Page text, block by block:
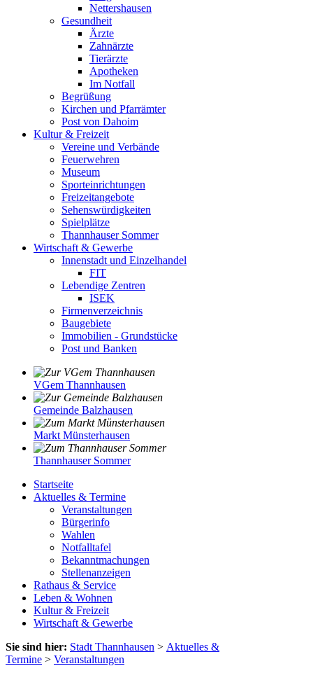
Nettershausen
Gesundheit
Ärzte
Zahnärzte
Tierärzte
Apotheken
Im Notfall
Begrüßung
Kirchen und Pfarrämter
Post von Dahoim
Kultur & Freizeit
Vereine und Verbände
Feuerwehren
Museum
Sporteinrichtungen
Freizeitangebote
Sehenswürdigkeiten
Spielplätze
Thannhauser Sommer
Wirtschaft & Gewerbe
Innenstadt und Einzelhandel
FIT
Lebendige Zentren
ISEK
Firmenverzeichnis
Baugebiete
Immobilien - Grundstücke
Post und Banken
VGem Thannhausen
Gemeinde Balzhausen
Markt Münsterhausen
Thannhauser Sommer
Startseite
Aktuelles & Termine
Veranstaltungen
Bürgerinfo
Wahlen
Notfalltafel
Bekanntmachungen
Stellenanzeigen
Rathaus & Service
Leben & Wohnen
Kultur & Freizeit
Wirtschaft & Gewerbe
Sie sind hier: Stadt Thannhausen > Aktuelles &
Termine > Veranstaltungen